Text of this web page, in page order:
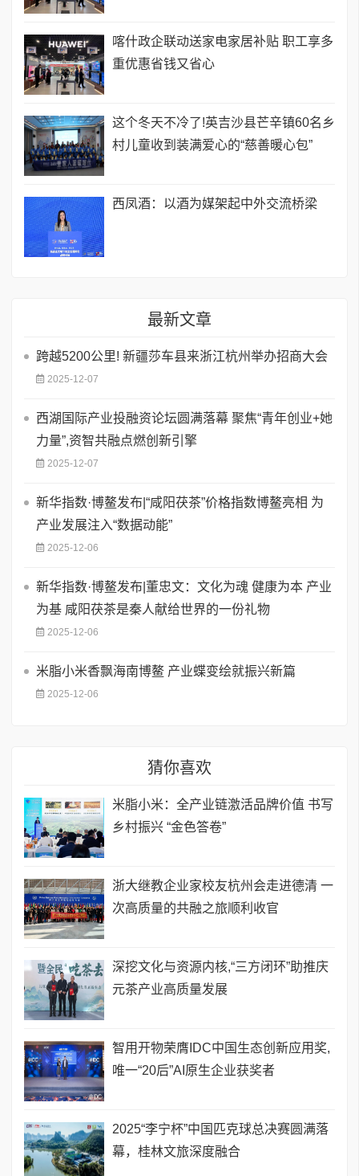
喀什政企联动送家电家居补贴 职工享多
重优惠省钱又省心
这个冬天不冷了!英吉沙县芒辛镇60名乡
村儿童收到装满爱心的“慈善暖心包”
西凤酒：以酒为媒架起中外交流桥梁
最新文章
跨越5200公里! 新疆莎车县来浙江杭州举办招商大会
2025-12-07
西湖国际产业投融资论坛圆满落幕 聚焦“青年创业+她
力量”,资智共融点燃创新引擎
2025-12-07
新华指数·博鳌发布|“咸阳茯茶”价格指数博鳌亮相 为
产业发展注入“数据动能”
2025-12-06
新华指数·博鳌发布|董忠文：文化为魂 健康为本 产业
为基 咸阳茯茶是秦人献给世界的一份礼物
2025-12-06
米脂小米香飘海南博鳌 产业蝶变绘就振兴新篇
2025-12-06
猜你喜欢
米脂小米：全产业链激活品牌价值 书写
乡村振兴 “金色答卷”
浙大继教企业家校友杭州会走进德清 一
次高质量的共融之旅顺利收官
深挖文化与资源内核,“三方闭环”助推庆
元茶产业高质量发展
智用开物荣膺IDC中国生态创新应用奖,
唯一“20后”AI原生企业获奖者
2025“李宁杯”中国匹克球总决赛圆满落
幕，桂林文旅深度融合